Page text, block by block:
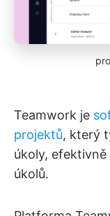
Teamwork je
projektů, který
úkoly,
úkolů.